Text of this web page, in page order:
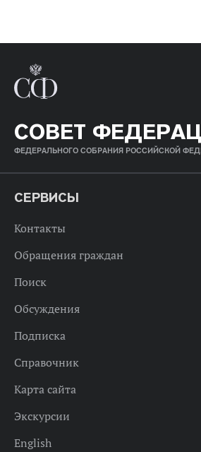
СОВЕТ
ФЕДЕРАЛЬНОГО СОБРАНИЯ РОССИЙСКОЙ
СЕРВИСЫ
Контакты
Обращения граждан
Поиск
Обсуждения
Подписка
Справочник
Карта сайта
Экскурсии
English